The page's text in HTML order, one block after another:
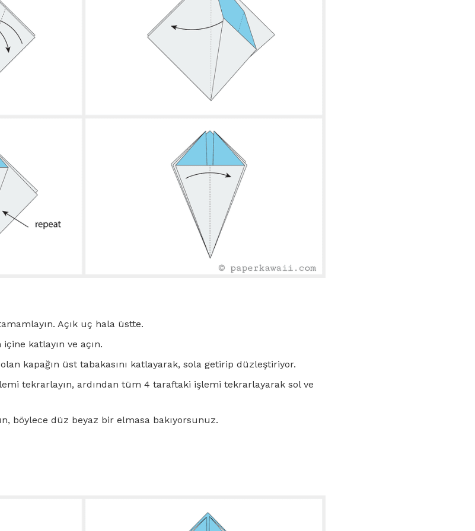
Açık uç hala üstte.
katlayın ve açın.
kapağın üst tabakasını katlayarak, sola getirip düzleştiriyor.
tekrarlayın, ardından tüm 4 taraftaki işlemi tekrarlayarak sol ve
böylece düz beyaz bir elmasa bakıyorsunuz.